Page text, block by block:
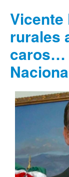
Vicente
rurales
caros…